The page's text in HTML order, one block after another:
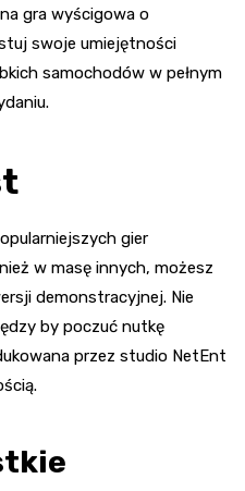
gra wyścigowa o
swoje umiejętności
samochodów w pełnym
gier
w masę innych, możesz
demonstracyjnej. Nie
by poczuć nutkę
przez studio NetEnt